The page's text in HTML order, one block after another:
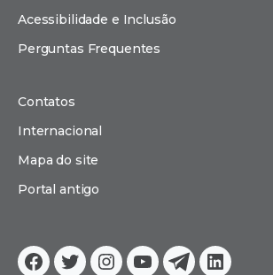
Acessibilidade e Inclusão
Perguntas Frequentes
Contatos
Internacional
Mapa do site
Portal antigo